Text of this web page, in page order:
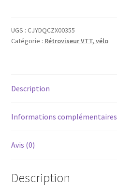
vélo,
trottinette
UGS : CJYDQCZX00355
Catégorie : Rétroviseur VTT, vélo
Description
Informations complémentaires
Avis (0)
Description